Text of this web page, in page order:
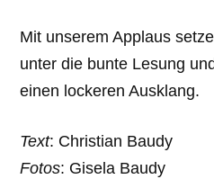
Mit unserem Applaus
unter die bunte Lesung
einen lockeren Ausklang.
Text: Christian Baudy
Fotos: Gisela Baudy